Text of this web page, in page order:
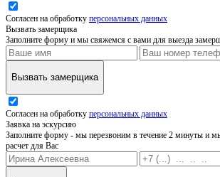
Согласен на обработку персональных данных
Вызвать замерщика
Заполните форму и мы свяжемся с вами для выезда
Вызвать замерщика
Согласен на обработку персональных данных
Заявка на эскурсию
Заполните форму - мы перезвоним в течение 2 минуты и
расчет для Вас